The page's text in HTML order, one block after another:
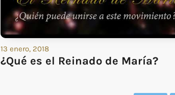
13 enero, 2018
¿Qué es el Reinado de María?